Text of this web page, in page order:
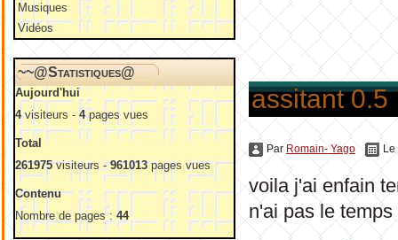
Musiques
Vidéos
~~@Statistiques@
Aujourd'hui
4visiteurs - 4pages vues
Total
261975visiteurs -961013pages vues
Contenu
Nombre de pages :44
assitant 0.5
Par Romain- Yago
voila j'ai enfain
n'ai pas le